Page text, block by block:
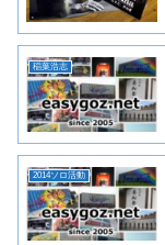
稲葉浩志
2014ソロ活動